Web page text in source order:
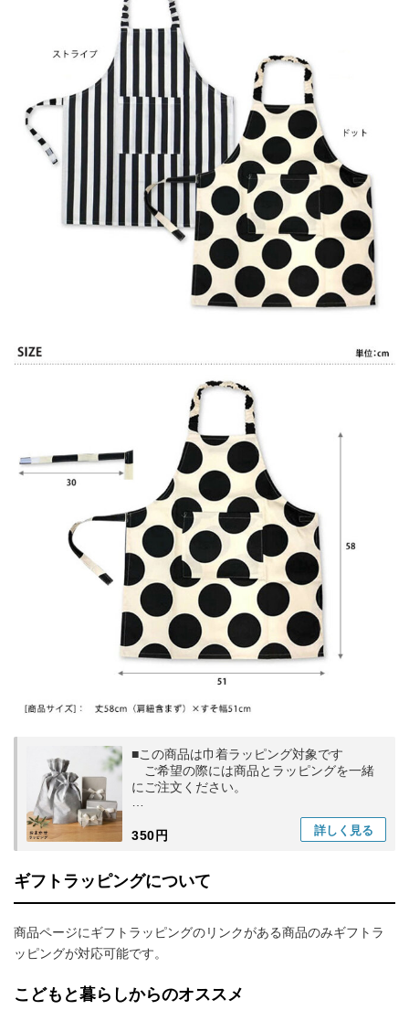
■この商品は巾着ラッピング対象です
ご希望の際には商品とラッピングを一緒
にご注文ください。
こどもと暮らし｜【こどもと暮らし専用】
おまかせラッピング
350円 詳しく 見る
ギフトラッピングについて
商品ページにギフトラッピングのリンクがある商品のみギフトラ
ッピングが対応可能です。
こどもと暮らしからのオススメ